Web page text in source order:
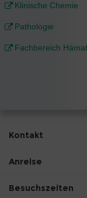
Klinische Chemie
Pathologie
Fachbereich
Kontakt
Anreise
Besuchszeiten